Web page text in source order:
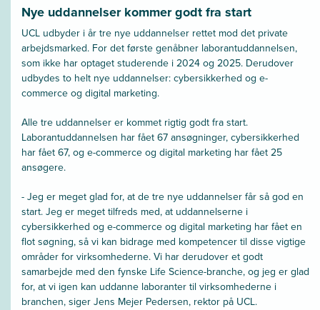
Nye uddannelser kommer godt fra start
UCL udbyder i år tre nye uddannelser rettet mod det private
arbejdsmarked. For det første genåbner laborantuddannelsen,
som ikke har optaget studerende i 2024 og 2025. Derudover
udbydes to helt nye uddannelser: cybersikkerhed og e-
commerce og digital marketing.
Alle tre uddannelser er kommet rigtig godt fra start.
Laborantuddannelsen har fået 67 ansøgninger, cybersikkerhed
har fået 67, og e-commerce og digital marketing har fået 25
ansøgere.
- Jeg er meget glad for, at de tre nye uddannelser får så god en
start. Jeg er meget tilfreds med, at uddannelserne i
cybersikkerhed og e-commerce og digital marketing har fået en
flot søgning, så vi kan bidrage med kompetencer til disse vigtige
områder for virksomhederne. Vi har derudover et godt
samarbejde med den fynske Life Science-branche, og jeg er glad
for, at vi igen kan uddanne laboranter til virksomhederne i
branchen, siger Jens Mejer Pedersen, rektor på UCL.